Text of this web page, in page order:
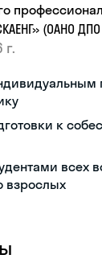
(ОАНО ДПО
г.
к
всех
взрослых